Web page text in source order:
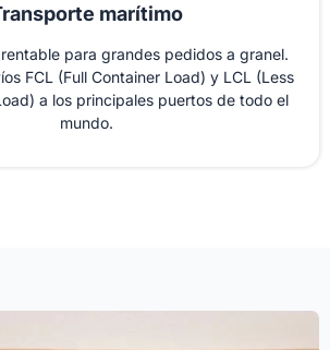
marítimo
para grandes pedidos a granel.
FCL (Full Container Load) y LCL (Less
a los principales puertos de todo el
mundo.